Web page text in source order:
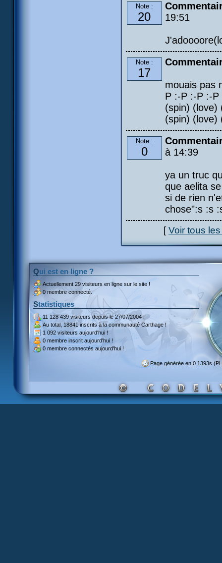
Note :
20
19:51
Note :
17
mouais pas
P :-P :-P :-P
(spin) (love)
(spin) (love)
Note :
0
à 14:39
ya un truc
que aelita
si de rien
chose":s :s
[Voir tous
Qui est en ligne ?
Actuellement 29 visiteurs en ligne sur le site !
0 membre connecté.
Statistiques
11 128 439 visiteursdepuis le 27/07/2004 !
Au total, 18841 inscritsà la communauté Carthage !
1 092 visiteurs aujourd'hui !
0 membre inscrit aujourd'hui !
0 membre connectés aujourd'hui !
Page générée en 0.1393s